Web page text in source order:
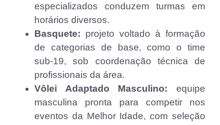
especializados conduzem turmas em
horários diversos.
Basquete: projeto voltado à formação
de categorias de base, como o time
sub-19, sob coordenação técnica de
profissionais da área.
Vôlei Adaptado Masculino: equipe
masculina pronta para competir nos
eventos da Melhor Idade, com seleção